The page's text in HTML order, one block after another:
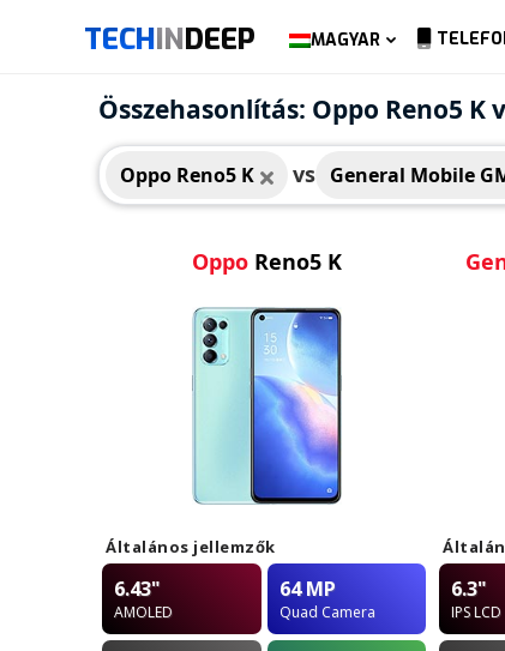
TECHINDEEP MAGYAR
Összehasonlítás: Oppo Reno5 K
Oppo Reno5 K vs General Mobile
Oppo Reno5 K
Oppo Reno5 K
Általános jellemzők
6.43"
AMOLED
64 MP
Quad Camera
6.3"
IPS LCD